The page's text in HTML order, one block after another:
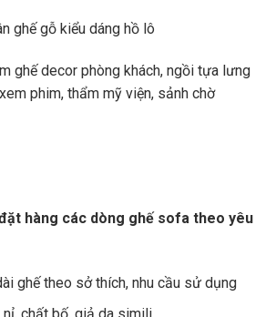
ghế gỗ kiểu dáng hồ lô
ghế decor phòng khách, ngồi tựa lưng
phim, thẩm mỹ viện, sảnh chờ
hàng các dòng ghế sofa theo yêu
ghế theo sở thích, nhu cầu sử dụng